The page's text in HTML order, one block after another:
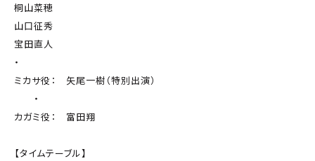
桐山菜穂
山口征秀
宝田直人
・
ミカサ役： 矢尾一樹（特別出演）
・
カガミ役： 富田翔
【タイムテーブル】